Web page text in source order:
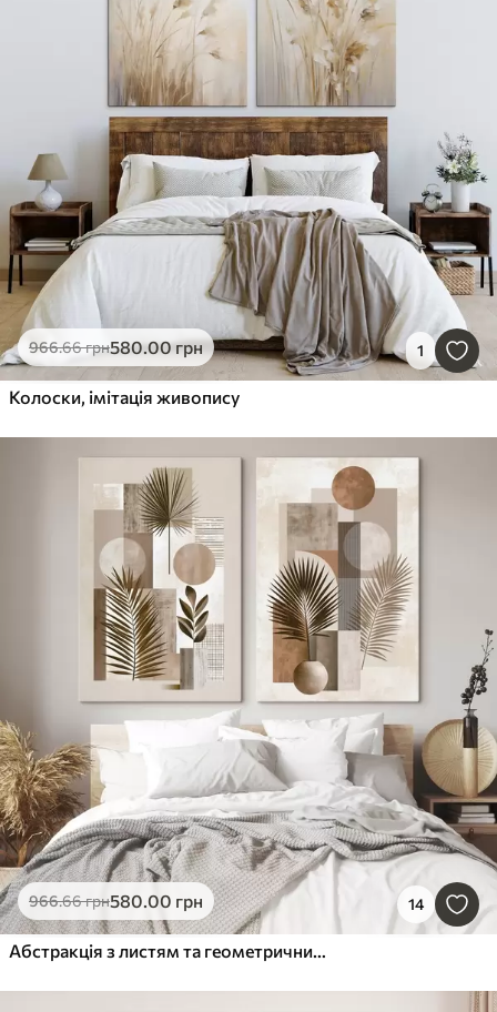
966.66грн580.00грн 1
Колоски, імітація живопису
966.66грн580.00 грн 14
Абстракція з листям та геометричними фігурами